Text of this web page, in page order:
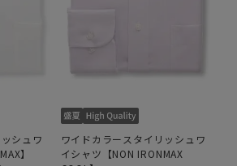
シュワ
】
ワイドカラースタイリッシュワ
イシャツ【NON IRONMAX